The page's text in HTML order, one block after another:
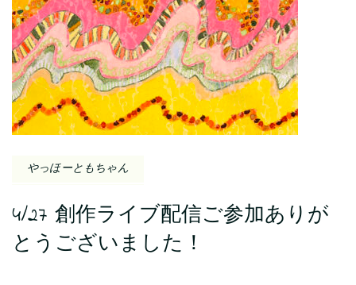
やっほーともちゃん
4/27 創作ライブ配信ご参加ありが
とうございました！